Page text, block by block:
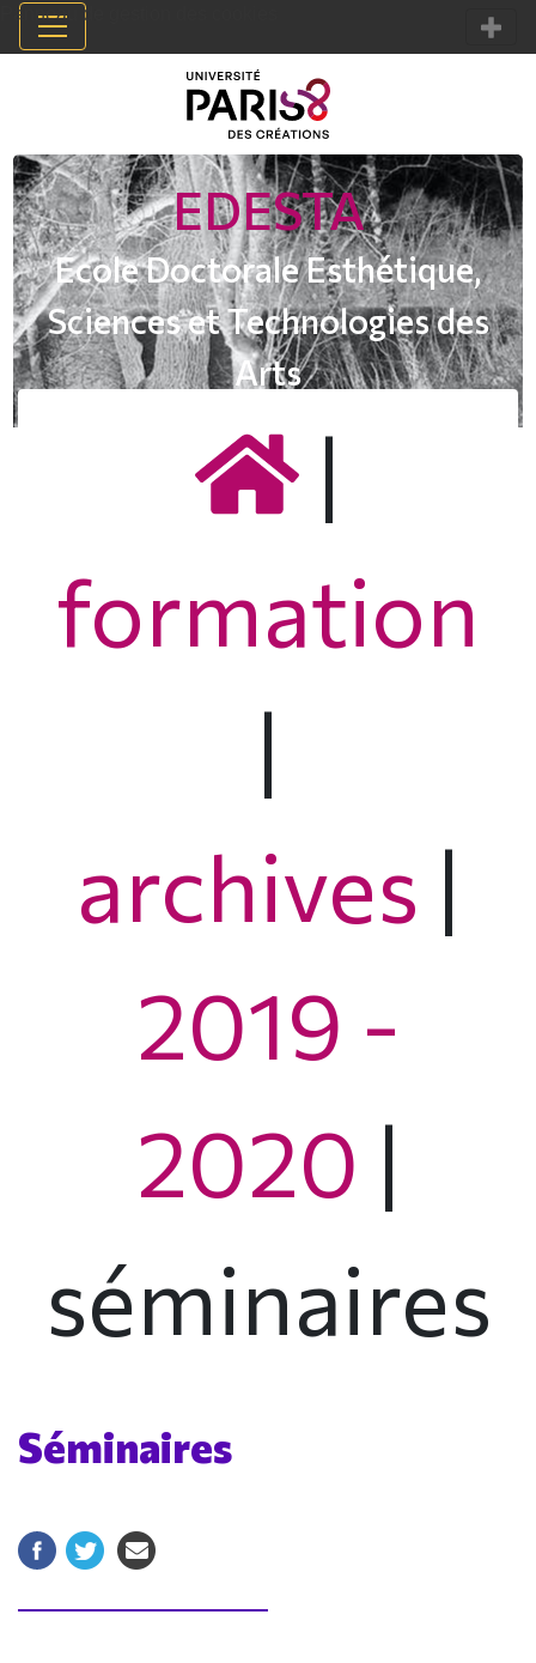
EDESTA
Ecole Doctorale Esthétique,
Sciences et Technologies des
Arts
|
formation
|
archives |
2019 -
2020 |
séminaires
Séminaires
Panneau de gestion des cookies